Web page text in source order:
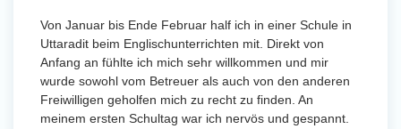
Von Januar bis Ende Februar half ich in einer Schule in
Uttaradit beim Englischunterrichten mit. Direkt von
Anfang an fühlte ich mich sehr willkommen und mir
wurde sowohl vom Betreuer als auch von den anderen
Freiwilligen geholfen mich zu recht zu finden. An
meinem ersten Schultag war ich nervös und gespannt.